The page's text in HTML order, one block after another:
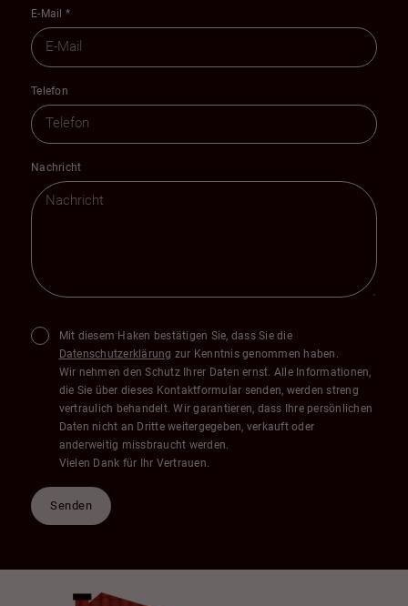
E-Mail *
Telefon
Nachricht
Mit diesem Haken bestätigen Sie, dass Sie die
Datenschutzerklärung zur Kenntnis genommen haben.
Wir nehmen den Schutz Ihrer Daten ernst. Alle Informationen,
die Sie über dieses Kontaktformular senden, werden streng
vertraulich behandelt. Wir garantieren, dass Ihre persönlichen
Daten nicht an Dritte weitergegeben, verkauft oder
anderweitig missbraucht werden.
Vielen Dank für Ihr Vertrauen.
Senden